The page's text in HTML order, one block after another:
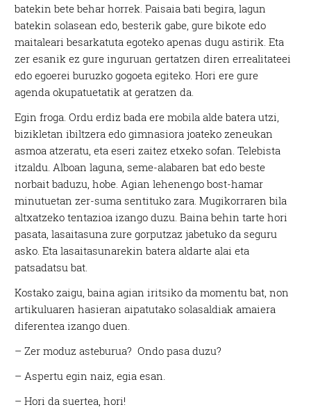
batekin bete behar horrek. Paisaia bati begira, lagun
batekin solasean edo, besterik gabe, gure bikote edo
maitaleari besarkatuta egoteko apenas dugu astirik. Eta
zer esanik ez gure inguruan gertatzen diren errealitateei
edo egoerei buruzko gogoeta egiteko. Hori ere gure
agenda okupatuetatik at geratzen da.
Egin froga. Ordu erdiz bada ere mobila alde batera utzi,
bizikletan ibiltzera edo gimnasiora joateko zeneukan
asmoa atzeratu, eta eseri zaitez etxeko sofan. Telebista
itzaldu. Alboan laguna, seme-alabaren bat edo beste
norbait baduzu, hobe. Agian lehenengo bost-hamar
minutuetan zer-suma sentituko zara. Mugikorraren bila
altxatzeko tentazioa izango duzu. Baina behin tarte hori
pasata, lasaitasuna zure gorputzaz jabetuko da seguru
asko. Eta lasaitasunarekin batera aldarte alai eta
patsadatsu bat.
Kostako zaigu, baina agian iritsiko da momentu bat, non
artikuluaren hasieran aipatutako solasaldiak amaiera
diferentea izango duen.
– Zer moduz asteburua? Ondo pasa duzu?
– Aspertu egin naiz, egia esan.
– Hori da suertea, hori!